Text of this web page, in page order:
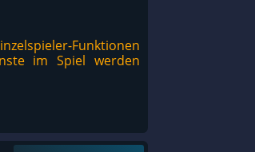
Funktionen
im Spiel werden